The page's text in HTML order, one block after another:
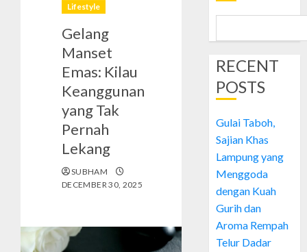
Lifestyle
Gelang
Manset
Emas: Kilau
Keanggunan
yang Tak
Pernah
Lekang
SUBHAM
DECEMBER 30, 2025
RECENT
POSTS
Gulai Taboh,
Sajian Khas
Lampung yang
Menggoda
dengan Kuah
Gurih dan
Aroma Rempah
Telur Dadar